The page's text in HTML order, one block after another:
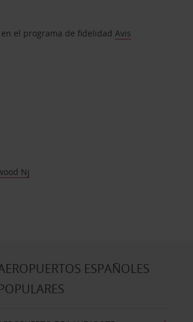
en el programa de fidelidadAvis
Nj
ESPAÑOLES